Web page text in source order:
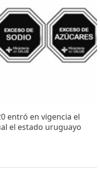
entró en vigencia el
el estado uruguayo